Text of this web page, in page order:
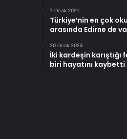
7 Ocak 2021
Türkiye’nin en çok
arasında Edirne de
20 Ocak 2023
İki kardeşin karıştığı
biri hayatını kaybetti